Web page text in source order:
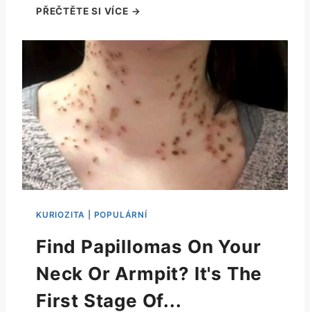
Find Papillomas On Your
Neck Or Armpit? It's The
First Stage Of...